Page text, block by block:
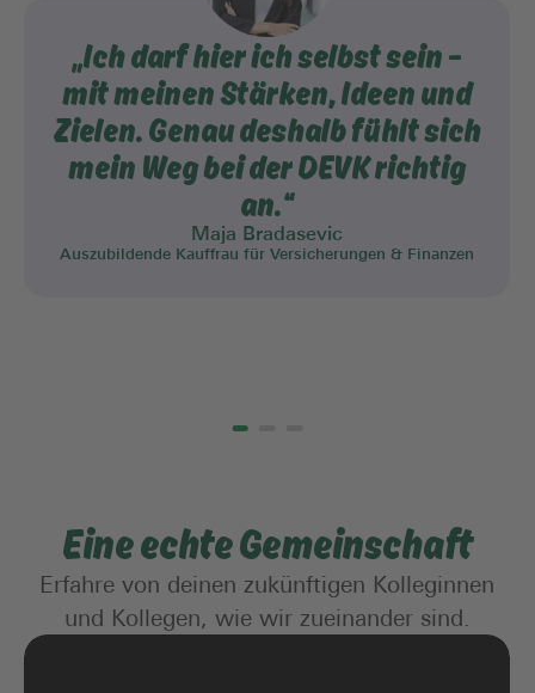
„Ich darf hier ich selbst sein –
mit meinen Stärken, Ideen und
Zielen. Genau deshalb fühlt sich
mein Weg bei der DEVK richtig
an.“
Maja Bradasevic
Auszubildende Kauffrau für Versicherungen & Finanzen
Eine echte Gemeinschaft
Erfahre von deinen zukünftigen Kolleginnen
und Kollegen, wie wir zueinander sind.